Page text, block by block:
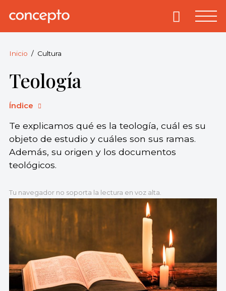
Concepto.
derechos
reservados.
Primary
Inicio Cultura
Teología
Índice
Te explicamos qué es la teología, cuál es su
objeto de estudio y cuáles son sus ramas.
Además, su origen y los documentos
teológicos.
Tu navegador no soporta la lectura en voz alta.